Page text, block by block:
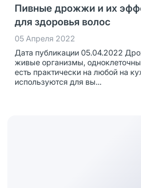
Пивные дрожжи и их
для здоровья волос
05 Апреля 2022
Дата публикации 05.04.2022
живые организмы,
есть практически на любой на
используются для вы...